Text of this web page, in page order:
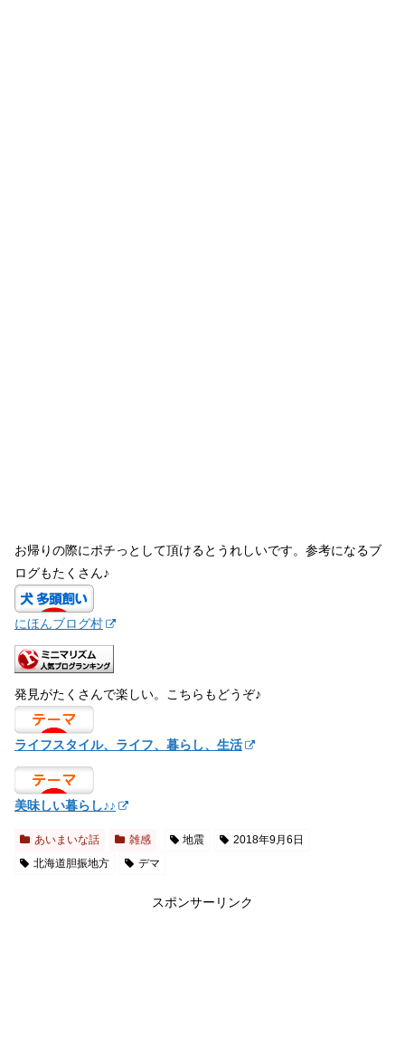
お帰りの際にポチっとして頂けるとうれしいです。参考になるブ
ログもたくさん♪
にほんブログ村
発見がたくさんで楽しい。こちらもどうぞ♪
ライフスタイル、ライフ、暮らし、生活
美味しい暮らし♪♪
あいまいな話 雑感 地震
2018年9月6日
北海道胆振地方
デマ
スポンサーリンク